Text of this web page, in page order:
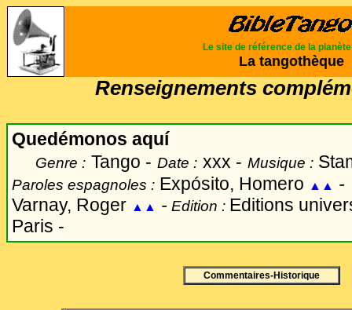
Le site de référence de la planète
La tangothèque
Renseignements
Quedémonos aquí
Genre : Tango - Date : xxx - Musique :
Paroles espagnoles : Expósito, Homero ▲▲
-
Varnay, Roger ▲▲ - Edition : Editions
Paris -
Commentaires-Historique